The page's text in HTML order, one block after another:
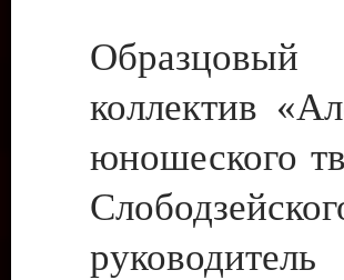
Образцовый
коллектив
юношеского